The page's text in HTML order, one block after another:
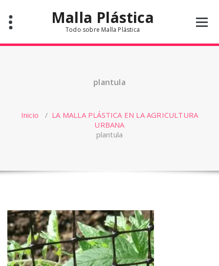
contenido
Malla Plástica
Todo sobre Malla Plástica
plantula
Inicio / LA MALLA PLÁSTICA EN LA AGRICULTURA
URBANA
plantula